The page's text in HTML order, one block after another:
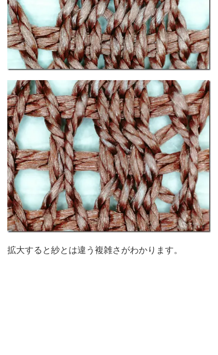
拡大すると紗とは違う複雑さがわかります。